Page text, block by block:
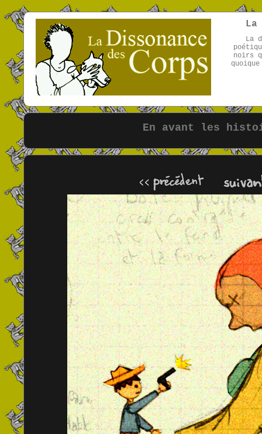
La
La
noirs
En avant les